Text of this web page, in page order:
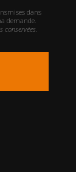
dans
demande.